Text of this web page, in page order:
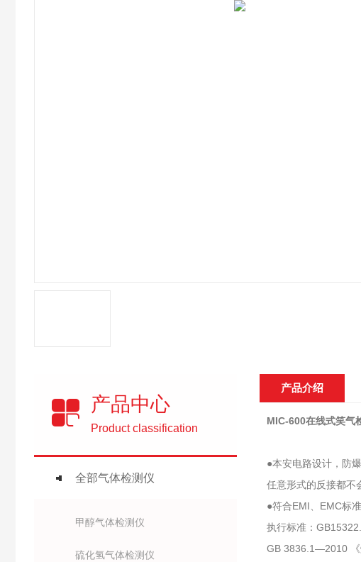
产品中心
Product classification
全部气体检测仪
甲醇气体检测仪
硫化氢气体检测仪
产品介绍
MIC-600在线式笑气
●本安电路设计，防
任意形式的反接都不
●符合EMI、EMC标
执行标准：
GB 3836.1—2010 《